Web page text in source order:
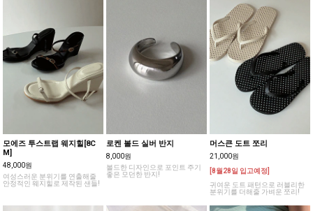
모에즈 투스트랩 웨지힐[8C
M]
48,000원
여성스러운 분위기를 연출해줄
안정적인 웨지힐로 제작된 샌들!
로켄 볼드 실버 반지
8,000원
볼드한 디자인으로 포인트 주기
좋은 모던한 반지!
머스큰 도트 쪼리
21,000원
[8월28일 입고예정]
귀여운 도트 패턴으로 러블리한
분위기를 더해줄 가벼운 쪼리!